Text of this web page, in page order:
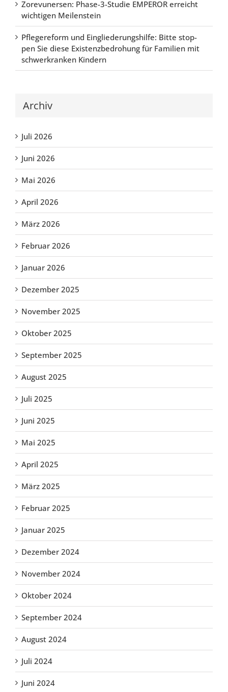
Zore­vu­n­er­sen: Pha­se-3-Stu­die EMPER­OR erreicht
wich­ti­gen Mei­len­stein
Pfle­ge­re­form und Ein­glie­de­rungs­hil­fe: Bit­te stop­
pen Sie die­se Exis­tenz­be­dro­hung für Fami­li­en mit
schwer­kran­ken Kin­dern
Archiv
Juli 2026
Juni 2026
Mai 2026
April 2026
März 2026
Februar 2026
Januar 2026
Dezember 2025
November 2025
Oktober 2025
September 2025
August 2025
Juli 2025
Juni 2025
Mai 2025
April 2025
März 2025
Februar 2025
Januar 2025
Dezember 2024
November 2024
Oktober 2024
September 2024
August 2024
Juli 2024
Juni 2024